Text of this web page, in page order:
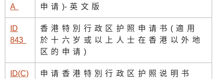
A
申请 )-英文版
ID
843
香港特別行政区护照申请书(適用
於十六岁或以上人士在香港以外地
区的申请)
ID(C)
申请香港特別行政区护照说明书